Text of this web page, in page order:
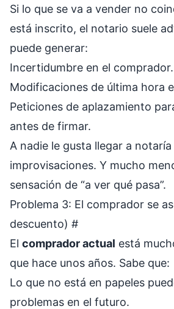
Si lo que se va a vender no
está inscrito, el notario suele
puede generar:
Incertidumbre en el comprador.
Modificaciones de última hora
Peticiones de aplazamiento
antes de firmar.
A nadie le gusta llegar a
improvisaciones. Y mucho
sensación de “a ver qué pasa”.
Problema 3: El comprador se
descuento) #
El comprador actual está
que hace unos años. Sabe que:
Lo que no está en papeles
problemas en el futuro.